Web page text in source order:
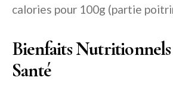
calories pour 100g (partie
Bienfaits
Santé